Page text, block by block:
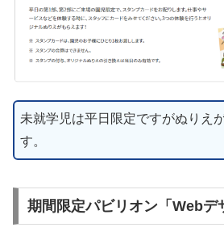
未就学児は平日限定ですがぬりえ
す。
期間限定パビリオン「Webデ